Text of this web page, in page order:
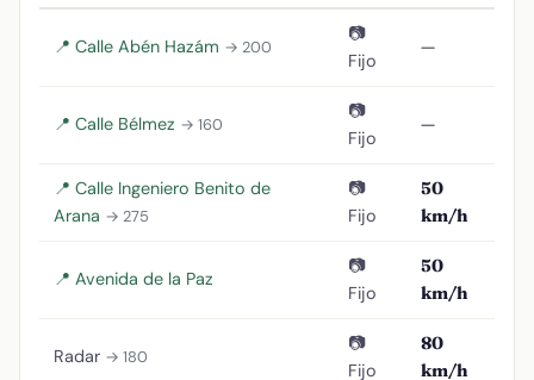
📍 Calle Abén Hazám → 200
📷
Fijo
—
📍 Calle Bélmez → 160
📷
Fijo
—
📍 Calle Ingeniero Benito de
Arana → 275
📷
Fijo
50
km/h
📍 Avenida de la Paz
📷
Fijo
50
km/h
Radar → 180
📷
Fijo
80
km/h